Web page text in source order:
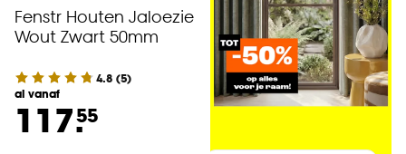
Fenstr Houten Jaloezie
Wout Zwart 50mm
4.8 (5)
al vanaf
117.55